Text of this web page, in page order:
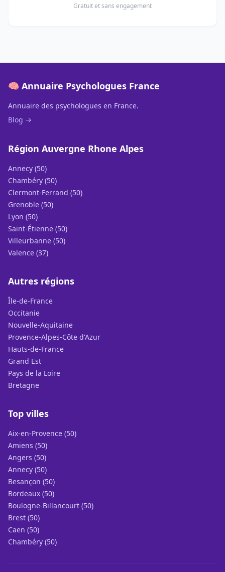
Gratuit et sans engagement
🧠 Annuaire Psychologues France
Annuaire des psychologues en France.
Blog →
Région Auvergne Rhone Alpes
Annecy (50)
Chambéry (50)
Clermont-Ferrand (50)
Grenoble (50)
Lyon (50)
Saint-Étienne (50)
Villeurbanne (50)
Valence (37)
Autres régions
Île-de-France
Occitanie
Nouvelle-Aquitaine
Provence-Alpes-Côte d'Azur
Hauts-de-France
Grand Est
Pays de la Loire
Bretagne
Top villes
Aix-en-Provence (50)
Amiens (50)
Angers (50)
Annecy (50)
Besançon (50)
Bordeaux (50)
Boulogne-Billancourt (50)
Brest (50)
Caen (50)
Chambéry (50)